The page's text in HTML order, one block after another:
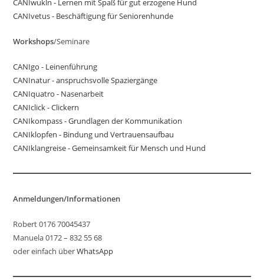
CANIvetus - Beschäftigung für Seniorenhunde
Workshops/Seminare
CANIgo - Leinenführung
CANInatur - anspruchsvolle Spaziergänge
CANIquatro - Nasenarbeit
CANIclick - Clickern
CANIkompass - Grundlagen der Kommunikation
CANIklopfen - Bindung und Vertrauensaufbau
CANIklangreise - Gemeinsamkeit für Mensch und Hund
Anmeldungen/Informationen
Robert 0176 70045437
Manuela 0172 – 832 55 68
oder einfach überWhatsApp